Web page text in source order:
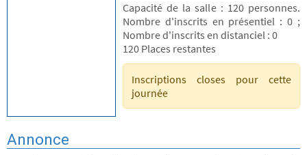
Capacité de la salle : 120 personnes.
Nombre d'inscrits en présentiel : 0 ;
Nombre d'inscrits en distanciel : 0
120 Places restantes
Inscriptions closes pour cette
journée
Annonce